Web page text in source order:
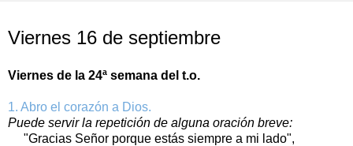
Viernes 16 de septiembre
Viernes de la 24ª semana del t.o.
1. Abro el corazón a Dios.
Puede servir la repetición de alguna oración breve:
"Gracias Señor porque estás siempre a mi lado",